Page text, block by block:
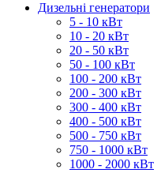
Дизельні генератори
5 - 10 кВт
10 - 20 кВт
20 - 50 кВт
50 - 100 кВт
100 - 200 кВт
200 - 300 кВт
300 - 400 кВт
400 - 500 кВт
500 - 750 кВт
750 - 1000 кВт
1000 - 2000 кВт